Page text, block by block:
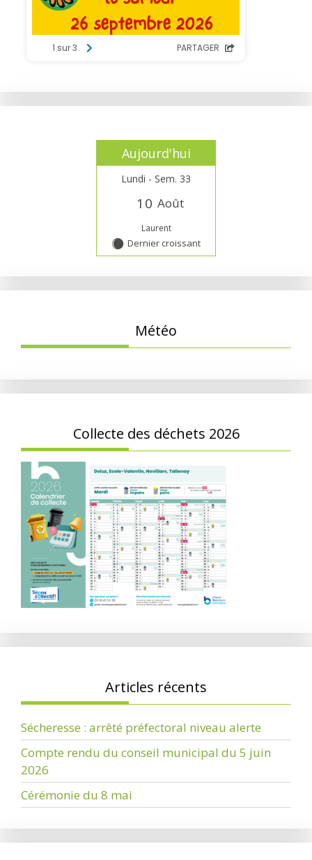
Aujourd'hui
Lundi - Sem. 33
1 0 Août
Laurent
Y Dernier croissant
Météo
Collecte des déchets 2026
Articles récents
Sécheresse : arrêté préfectoral niveau alerte
Compte rendu du conseil municipal du 5 juin
2026
Cérémonie du 8 mai